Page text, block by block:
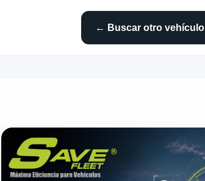
← Buscar otro vehículo